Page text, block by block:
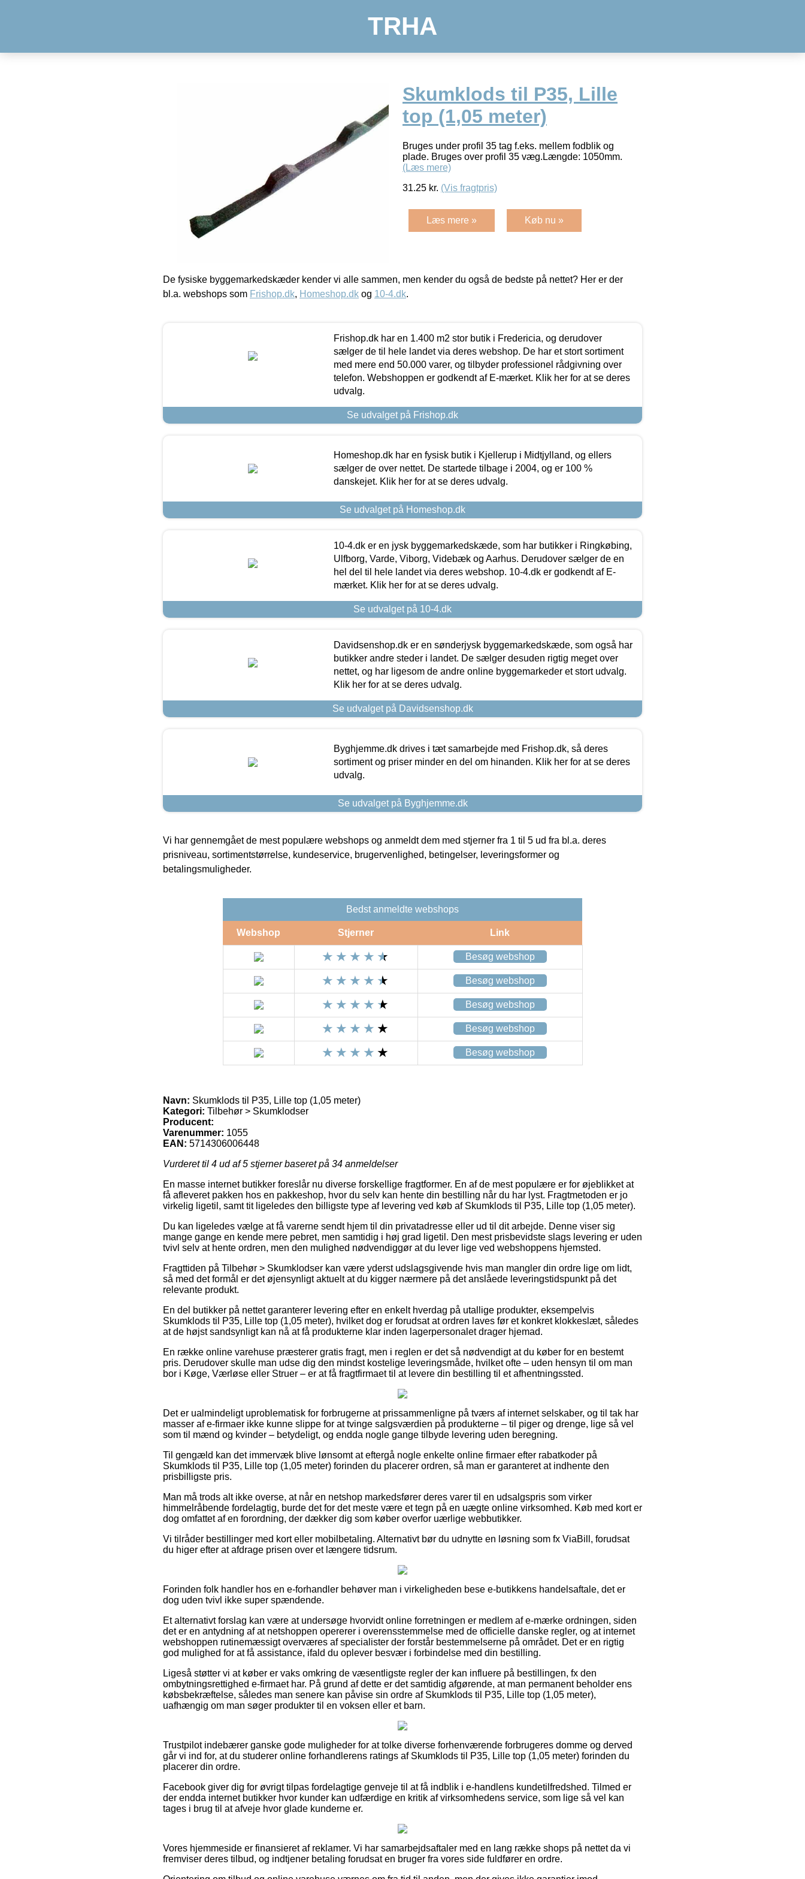
TRHA
Skumklods til P35, Lille
top (1,05 meter)
Bruges under profil 35 tag f.eks. mellem fodblik og
plade. Bruges over profil 35 væg.Længde: 1050mm.
(Læs mere)
31.25 kr. (Vis fragtpris)
Læs mere » Køb nu »
De fysiske byggemarkedskæder kender vi alle sammen, men kender du også de bedste på nettet? Her er der
bl.a. webshops som Frishop.dk, Homeshop.dk og 10-4.dk.
Frishop.dk har en 1.400 m2 stor butik i Fredericia, og derudover
sælger de til hele landet via deres webshop. De har et stort sortiment
med mere end 50.000 varer, og tilbyder professionel rådgivning over
telefon. Webshoppen er godkendt af E-mærket. Klik her for at se deres
udvalg.
Se udvalget på Frishop.dk
Homeshop.dk har en fysisk butik i Kjellerup i Midtjylland, og ellers
sælger de over nettet. De startede tilbage i 2004, og er 100 %
danskejet. Klik her for at se deres udvalg.
Se udvalget på Homeshop.dk
10-4.dk er en jysk byggemarkedskæde, som har butikker i Ringkøbing,
Ulfborg, Varde, Viborg, Videbæk og Aarhus. Derudover sælger de en
hel del til hele landet via deres webshop. 10-4.dk er godkendt af E-
mærket. Klik her for at se deres udvalg.
Se udvalget på 10-4.dk
Davidsenshop.dk er en sønderjysk byggemarkedskæde, som også har
butikker andre steder i landet. De sælger desuden rigtig meget over
nettet, og har ligesom de andre online byggemarkeder et stort udvalg.
Klik her for at se deres udvalg.
Se udvalget på Davidsenshop.dk
Byghjemme.dk drives i tæt samarbejde med Frishop.dk, så deres
sortiment og priser minder en del om hinanden. Klik her for at se deres
udvalg.
Se udvalget på Byghjemme.dk
Vi har gennemgået de mest populære webshops og anmeldt dem med stjerner fra 1 til 5 ud fra bl.a. deres
prisniveau, sortimentstørrelse, kundeservice, brugervenlighed, betingelser, leveringsformer og
betalingsmuligheder.
Bedst anmeldte webshops
Webshop Stjerner Link
Besøg webshop
Besøg webshop
Besøg webshop
Besøg webshop
Besøg webshop
Navn: Skumklods til P35, Lille top (1,05 meter)
Kategori: Tilbehør > Skumklodser
Producent:
Varenummer: 1055
EAN: 5714306006448
Vurderet til 4 ud af 5 stjerner baseret på 34 anmeldelser
En masse internet butikker foreslår nu diverse forskellige fragtformer. En af de mest populære er for øjeblikket at
få afleveret pakken hos en pakkeshop, hvor du selv kan hente din bestilling når du har lyst. Fragtmetoden er jo
virkelig ligetil, samt tit ligeledes den billigste type af levering ved køb af Skumklods til P35, Lille top (1,05 meter).
Du kan ligeledes vælge at få varerne sendt hjem til din privatadresse eller ud til dit arbejde. Denne viser sig
mange gange en kende mere pebret, men samtidig i høj grad ligetil. Den mest prisbevidste slags levering er uden
tvivl selv at hente ordren, men den mulighed nødvendiggør at du lever lige ved webshoppens hjemsted.
Fragttiden på Tilbehør > Skumklodser kan være yderst udslagsgivende hvis man mangler din ordre lige om lidt,
så med det formål er det øjensynligt aktuelt at du kigger nærmere på det anslåede leveringstidspunkt på det
relevante produkt.
En del butikker på nettet garanterer levering efter en enkelt hverdag på utallige produkter, eksempelvis
Skumklods til P35, Lille top (1,05 meter), hvilket dog er forudsat at ordren laves før et konkret klokkeslæt, således
at de højst sandsynligt kan nå at få produkterne klar inden lagerpersonalet drager hjemad.
En række online varehuse præsterer gratis fragt, men i reglen er det så nødvendigt at du køber for en bestemt
pris. Derudover skulle man udse dig den mindst kostelige leveringsmåde, hvilket ofte – uden hensyn til om man
bor i Køge, Værløse eller Struer – er at få fragtfirmaet til at levere din bestilling til et afhentningssted.
Det er ualmindeligt uproblematisk for forbrugerne at prissammenligne på tværs af internet selskaber, og til tak har
masser af e-firmaer ikke kunne slippe for at tvinge salgsværdien på produkterne – til piger og drenge, lige så vel
som til mænd og kvinder – betydeligt, og endda nogle gange tilbyde levering uden beregning.
Til gengæld kan det immervæk blive lønsomt at eftergå nogle enkelte online firmaer efter rabatkoder på
Skumklods til P35, Lille top (1,05 meter) forinden du placerer ordren, så man er garanteret at indhente den
prisbilligste pris.
Man må trods alt ikke overse, at når en netshop markedsfører deres varer til en udsalgspris som virker
himmelråbende fordelagtig, burde det for det meste være et tegn på en uægte online virksomhed. Køb med kort er
dog omfattet af en forordning, der dækker dig som køber overfor uærlige webbutikker.
Vi tilråder bestillinger med kort eller mobilbetaling. Alternativt bør du udnytte en løsning som fx ViaBill, forudsat
du higer efter at afdrage prisen over et længere tidsrum.
Forinden folk handler hos en e-forhandler behøver man i virkeligheden bese e-butikkens handelsaftale, det er
dog uden tvivl ikke super spændende.
Et alternativt forslag kan være at undersøge hvorvidt online forretningen er medlem af e-mærke ordningen, siden
det er en antydning af at netshoppen opererer i overensstemmelse med de officielle danske regler, og at internet
webshoppen rutinemæssigt overværes af specialister der forstår bestemmelserne på området. Det er en rigtig
god mulighed for at få assistance, ifald du oplever besvær i forbindelse med din bestilling.
Ligeså støtter vi at køber er vaks omkring de væsentligste regler der kan influere på bestillingen, fx den
ombytningsrettighed e-firmaet har. På grund af dette er det samtidig afgørende, at man permanent beholder ens
købsbekræftelse, således man senere kan påvise sin ordre af Skumklods til P35, Lille top (1,05 meter),
uafhængig om man søger produkter til en voksen eller et barn.
Trustpilot indebærer ganske gode muligheder for at tolke diverse forhenværende forbrugeres domme og derved
går vi ind for, at du studerer online forhandlerens ratings af Skumklods til P35, Lille top (1,05 meter) forinden du
placerer din ordre.
Facebook giver dig for øvrigt tilpas fordelagtige genveje til at få indblik i e-handlens kundetilfredshed. Tilmed er
der endda internet butikker hvor kunder kan udfærdige en kritik af virksomhedens service, som lige så vel kan
tages i brug til at afveje hvor glade kunderne er.
Vores hjemmeside er finansieret af reklamer. Vi har samarbejdsaftaler med en lang række shops på nettet da vi
fremviser deres tilbud, og indtjener betaling forudsat en bruger fra vores side fuldfører en ordre.